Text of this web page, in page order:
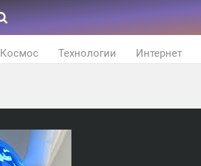
Космос Технологии Интернет